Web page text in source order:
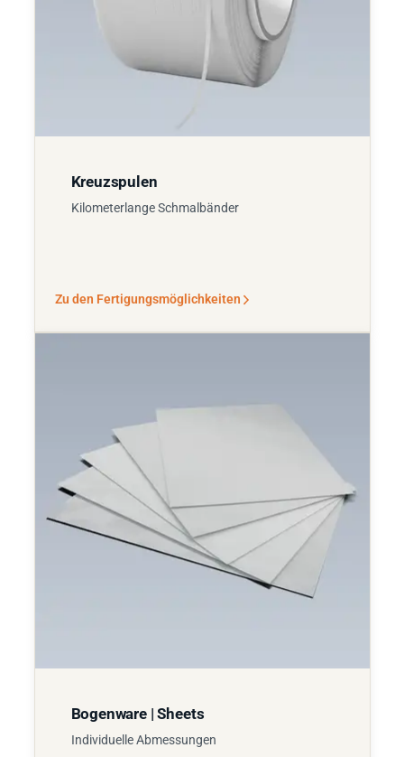
Kreuzspulen
Kilometerlange Schmalbänder
Zu den Fertigungsmöglichkeiten
Bogenware | Sheets
Individuelle Abmessungen